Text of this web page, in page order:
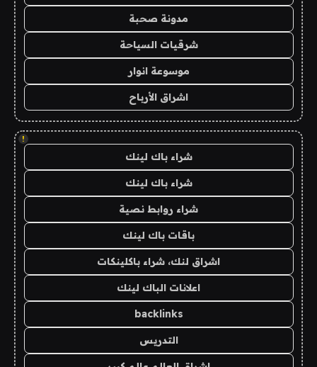
مدونة صحبة
شرقيات السياحة
موسوعة انوار
اشراق الأرباح
!
شراء باك لينك
شراء باك لينك
شراء روابط نصية
باقات باك لينك
اشراق لنك، شراء باكلينكات
اعلانات الباك لينك
backlinks
التدريس